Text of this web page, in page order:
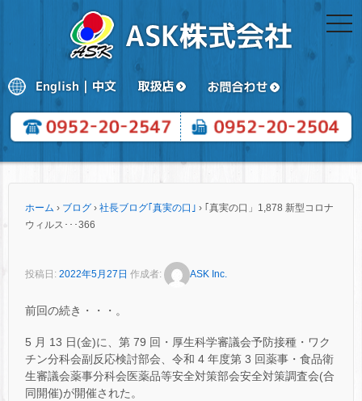
ホーム › ブログ › 社長ブログ｢真実の口｣ › ｢真実の口」1,878 新型コロナ
ウィルス･･･366
投稿日: 2022年5月27日 作成者: ASK Inc.
前回の続き・・・。
5 月 13 日(金)に、第 79 回・厚生科学審議会予防接種・ワク
チン分科会副反応検討部会、令和 4 年度第 3 回薬事・食品衛
生審議会薬事分科会医薬品等安全対策部会安全対策調査会(合
同開催)が開催された。